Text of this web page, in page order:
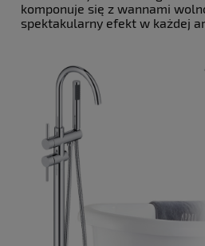
komponuje się z wannami
spektakularny efekt w każdej